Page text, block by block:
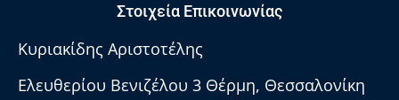
Στοιχεία Επικοινωνίας
Κυριακίδης Αριστοτέλης
Ελευθερίου Βενιζέλου 3 Θέρμη, Θεσσαλονίκη